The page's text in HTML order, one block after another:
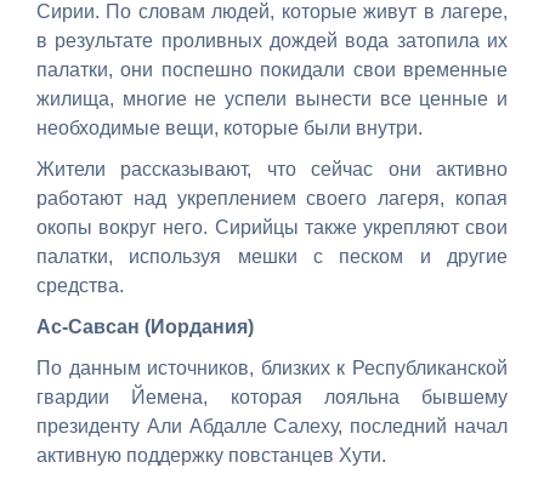
Сирии. По словам людей, которые живут в лагере,
в результате проливных дождей вода затопила их
палатки, они поспешно покидали свои временные
жилища, многие не успели вынести все ценные и
необходимые вещи, которые были внутри.
Жители рассказывают, что сейчас они активно
работают над укреплением своего лагеря, копая
окопы вокруг него. Сирийцы также укрепляют свои
палатки, используя мешки с песком и другие
средства.
Ас-Савсан (Иордания)
По данным источников, близких к Республиканской
гвардии Йемена, которая лояльна бывшему
президенту Али Абдалле Салеху, последний начал
активную поддержку повстанцев Хути.